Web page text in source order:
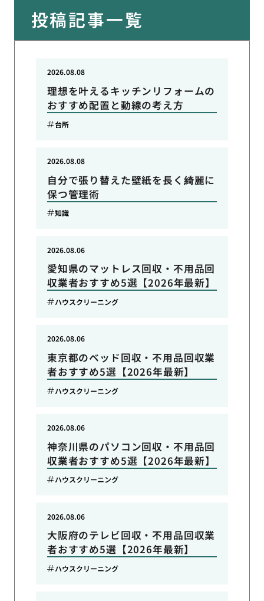
投稿記事一覧
理想を叶えるキッチンリフォームの
おすすめ配置と動線の考え方
2026.08.08
台所
自分で張り替えた壁紙を長く綺麗に
保つ管理術
2026.08.08
知識
愛知県のマットレス回収・不用品回
収業者おすすめ5選【2026年最新】
2026.08.06
ハウスクリーニング
東京都のベッド回収・不用品回収業
者おすすめ5選【2026年最新】
2026.08.06
ハウスクリーニング
神奈川県のパソコン回収・不用品回
収業者おすすめ5選【2026年最新】
2026.08.06
ハウスクリーニング
大阪府のテレビ回収・不用品回収業
者おすすめ5選【2026年最新】
2026.08.06
ハウスクリーニング